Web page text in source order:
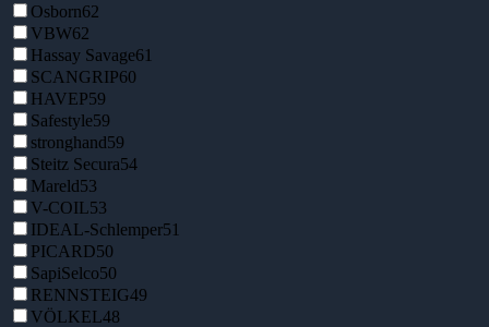
Osborn62
VBW62
Hassay Savage61
SCANGRIP60
HAVEP59
Safestyle59
stronghand59
Steitz Secura54
Mareld53
V-COIL53
IDEAL-Schlemper51
PICARD50
SapiSelco50
RENNSTEIG49
VÖLKEL48